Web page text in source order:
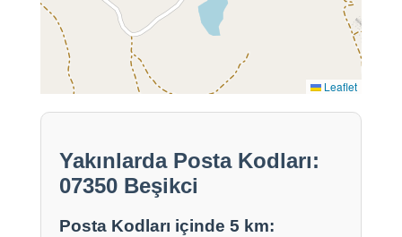
Leaflet
Yakınlarda Posta Kodları:
07350 Beşikci
Posta Kodları içinde 5 km: